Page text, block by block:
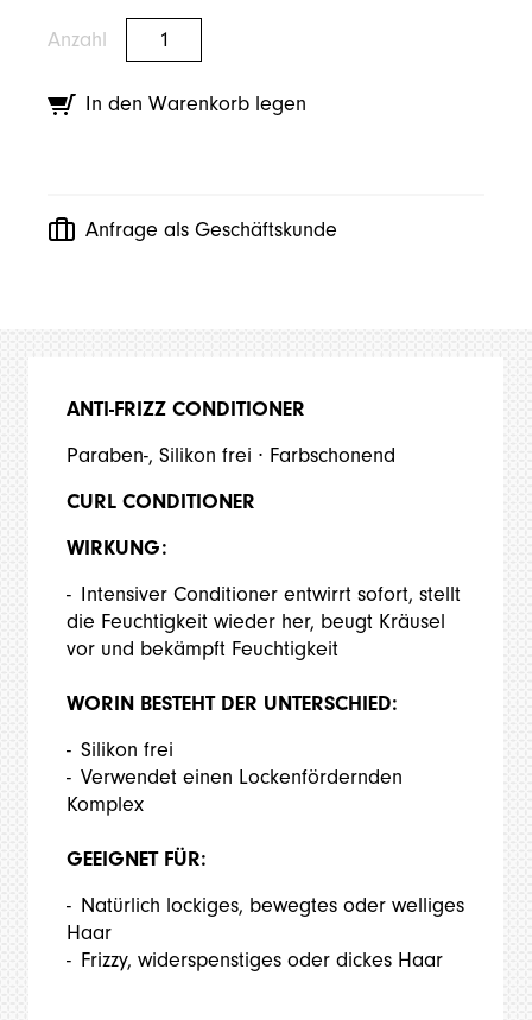
Anzahl
In den Warenkorb legen
Anfrage als Geschäftskunde
ANTI-FRIZZ CONDITIONER
Paraben-, Silikon frei ∙ Farbschonend
CURL CONDITIONER
WIRKUNG:
Intensiver Conditioner entwirrt sofort, stellt
die Feuchtigkeit wieder her, beugt Kräusel
vor und bekämpft Feuchtigkeit
WORIN BESTEHT DER UNTERSCHIED:
Silikon frei
Verwendet einen Lockenfördernden
Komplex
GEEIGNET FÜR:
Natürlich lockiges, bewegtes oder welliges
Haar
Frizzy, widerspenstiges oder dickes Haar